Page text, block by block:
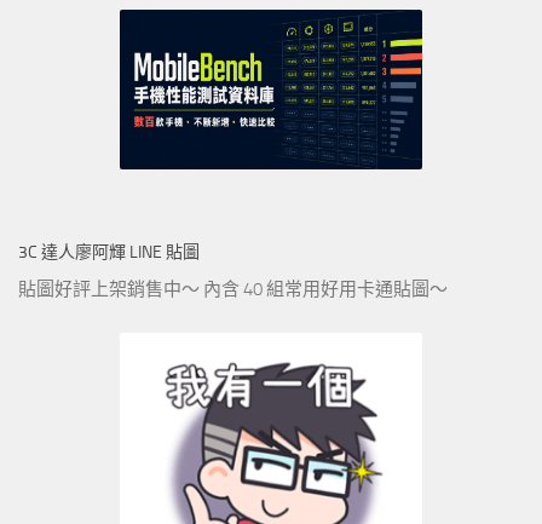
3C 達人廖阿輝 LINE 貼圖
貼圖好評上架銷售中～ 內含 40 組常用好用卡通貼圖～